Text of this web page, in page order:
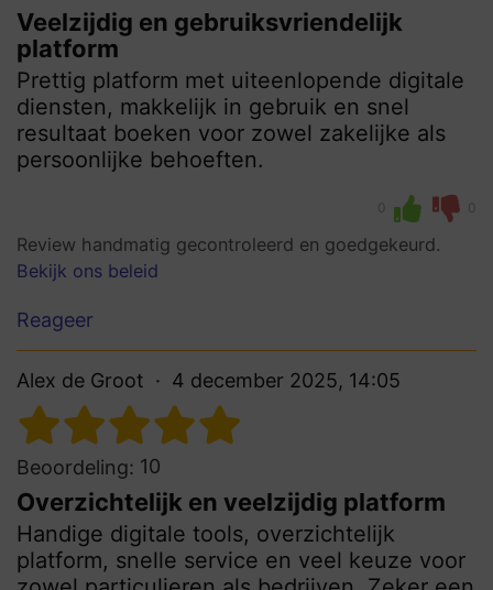
Veelzijdig en gebruiksvriendelijk
platform
Prettig platform met uiteenlopende digitale
diensten, makkelijk in gebruik en snel
resultaat boeken voor zowel zakelijke als
persoonlijke behoeften.
0 0
Review handmatig gecontroleerd en goedgekeurd.
Bekijk ons beleid
Reageer
Alex de Groot 4 december 2025, 14:05
Beoordeling: 10
Overzichtelijk en veelzijdig platform
Handige digitale tools, overzichtelijk
platform, snelle service en veel keuze voor